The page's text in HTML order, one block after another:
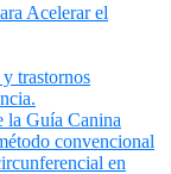
Acelerar el
trastornos
la Guía Canina
convencional
en